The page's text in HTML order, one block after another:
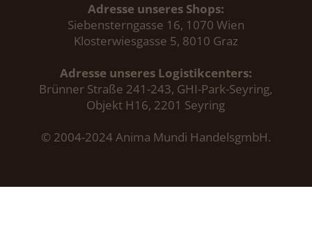
Adresse unseres Shops:
Siebensterngasse 16, 1070 Wien
Klosterwiesgasse 5, 8010 Graz
Adresse unseres Logistikcenters:
Brünner Straße 241-243, GHI-Park-Seyring,
Objekt H16, 2201 Seyring
© 2004-2024 Anima Mundi HandelsgmbH.